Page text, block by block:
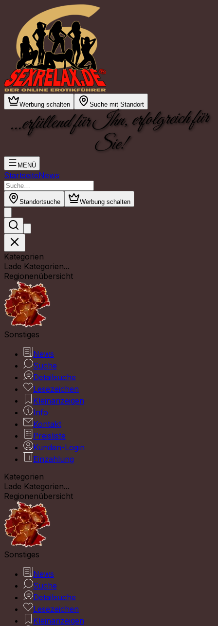
Werbung schalten Suche mit Standort
...erfüllend für Ihn, erfolgreich für
Sie!
MENÜ
StartseiteNews
Standortsuche Werbung schalten
Kategorien
Lade Kategorien...
Regionenübersicht
Sonstiges
News
Suche
Detailsuche
Lesezeichen
Kleinanzeigen
Info
Kontakt
Preisliste
Kunden-Login
Einzahlung
Kategorien
Lade Kategorien...
Regionenübersicht
Sonstiges
News
Suche
Detailsuche
Lesezeichen
Kleinanzeigen